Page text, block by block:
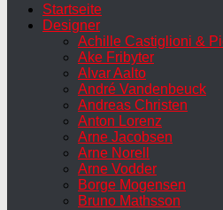
Startseite
Designer
Achille Castiglioni &
Ake Fribyter
Alvar Aalto
André Vandenbeuck
Andreas Christen
Anton Lorenz
Arne Jacobsen
Arne Norell
Arne Vodder
Borge Mogensen
Bruno Mathsson